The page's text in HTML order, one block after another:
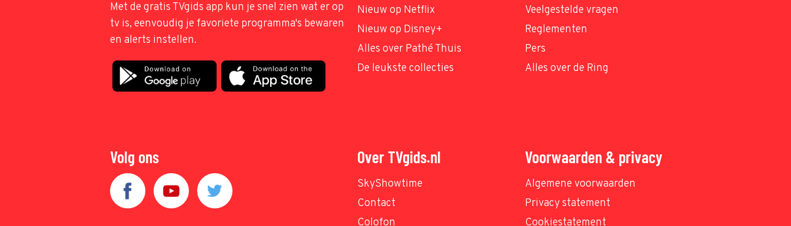
Met de gratis TVgids app kun je snel zien wat er op
tv is, eenvoudig je favoriete programma's bewaren
en alerts instellen.
Nieuw op Netflix
Nieuw op Disney+
Alles over Pathé Thuis
De leukste collecties
Veelgestelde vragen
Reglementen
Pers
Alles over de Ring
Volg ons Over TVgids.nl
SkyShowtime
Contact
Colofon
Voorwaarden & privacy
Algemene voorwaarden
Privacy statement
Cookiestatement